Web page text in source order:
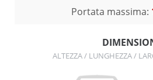
Portata massima:
ALTEZZA / LUNGHEZZA /